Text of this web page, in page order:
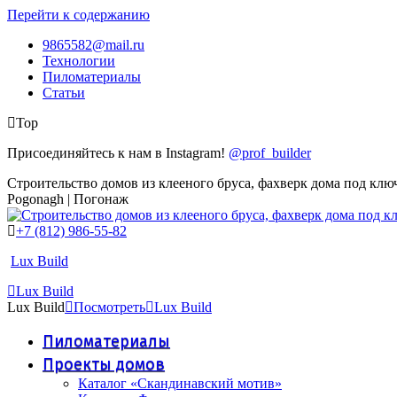
Перейти к содержанию
9865582@mail.ru
Технологии
Пиломатериалы
Статьи
Top
Присоединяйтесь к нам в Instagram! @prof_builder
Строительство домов из клееного бруса, фахверк дома под
Pogonagh | Погонаж
+7 (812) 986-55-82
Lux Build
Lux Build
Lux Build
Посмотреть Lux Build
Пиломатериалы
Проекты домов
Каталог «Скандинавский мотив»